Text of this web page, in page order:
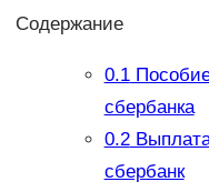
Содержание
0.1
сбербанка
0.2
сбербанк